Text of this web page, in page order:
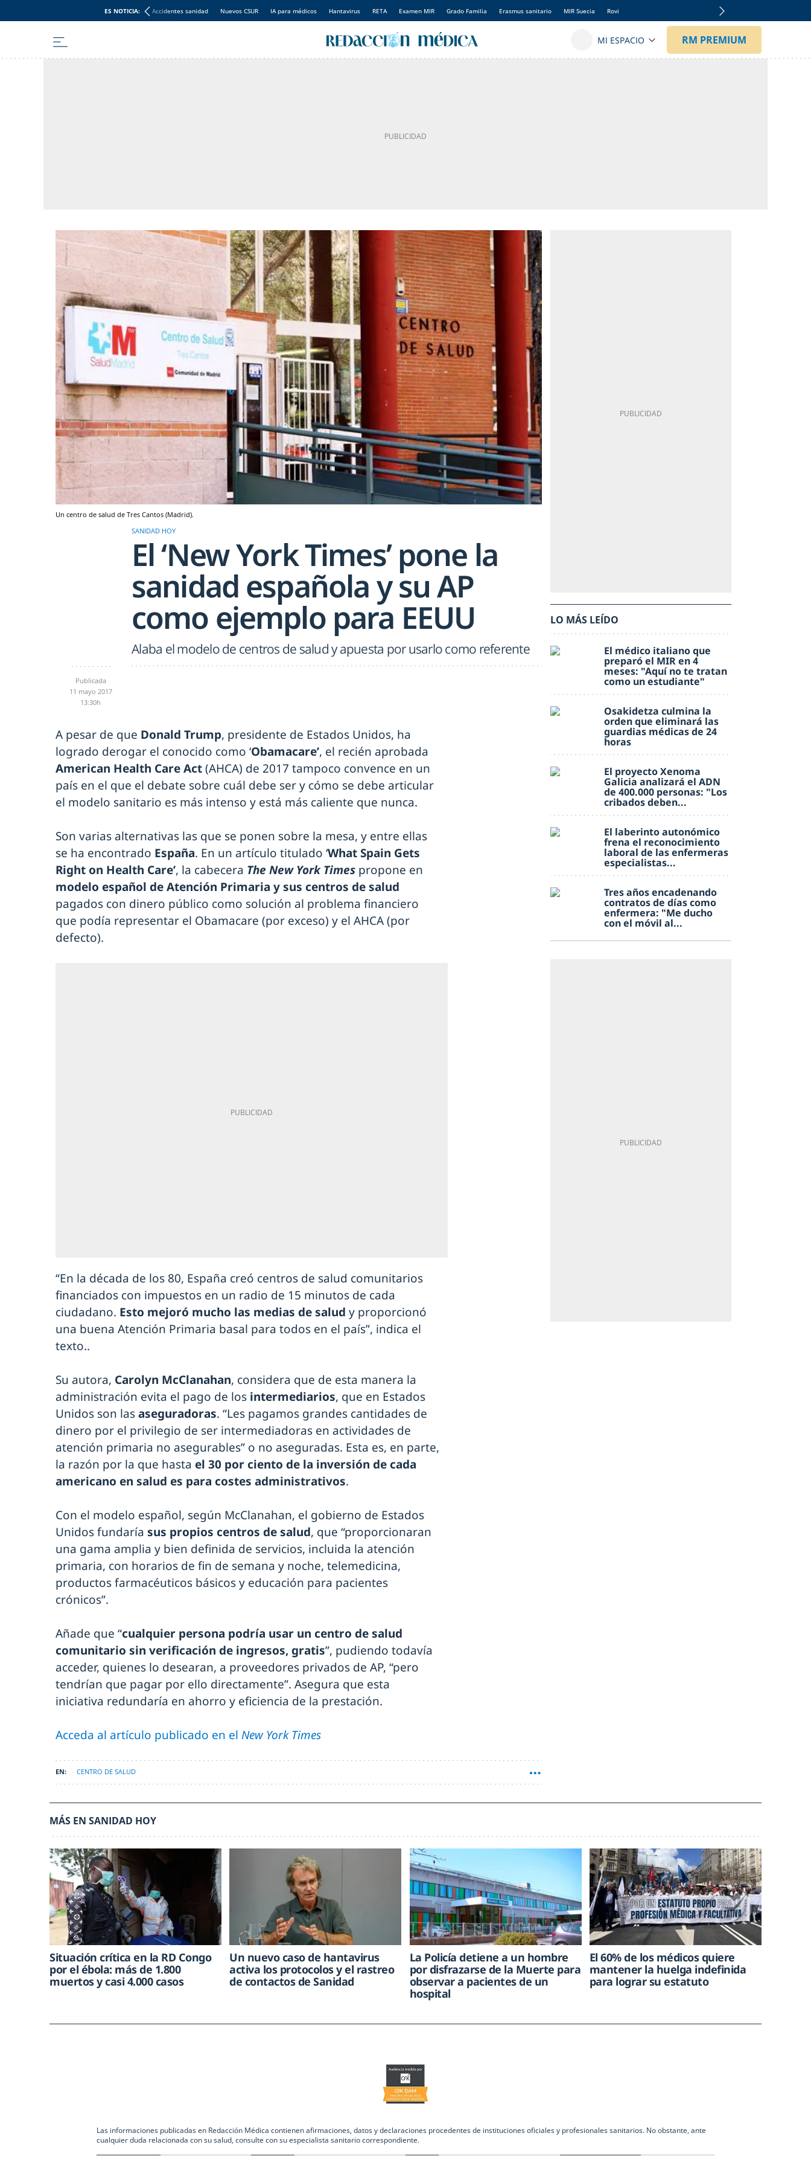
ES NOTICIA: Accidentes sanidad Nuevos CSUR IA para médicos Hantavirus RETA Examen MIR Grado Familia Erasmus sanitario MIR Suecia Rovi
Un centro de salud de Tres Cantos (Madrid).
SANIDAD HOY
El ‘New York Times’ pone la
sanidad española y su AP
como ejemplo para EEUU
Alaba el modelo de centros de salud y apuesta por usarlo como referente
Publicada
11 mayo 2017
13:30h
A pesar de que Donald Trump, presidente de Estados Unidos, ha
logrado derogar el conocido como ‘Obamacare’, el recién aprobada
American Health Care Act(AHCA) de 2017 tampoco convence en un
país en el que el debate sobre cuál debe ser y cómo se debe articular
el modelo sanitario es más intenso y está más caliente que nunca.
Son varias alternativas las que se ponen sobre la mesa, y entre ellas
se ha encontrado España. En un artículo titulado ‘What Spain Gets
Right on Health Care’, la cabecera The New York Times propone en
modelo español de Atención Primaria y sus centros de salud
pagados con dinero público como solución al problema financiero
que podía representar el Obamacare (por exceso) y el AHCA (por
defecto).
“En la década de los 80, España creó centros de salud comunitarios
financiados con impuestos en un radio de 15 minutos de cada
ciudadano. Esto mejoró mucho las medias de salud y proporcionó
una buena Atención Primaria basal para todos en el país”, indica el
texto..
Su autora, Carolyn McClanahan, considera que de esta manera la
administración evita el pago de los intermediarios, que en Estados
Unidos son lasaseguradoras. “Les pagamos grandes cantidades de
dinero por el privilegio de ser intermediadoras en actividades de
atención primaria no asegurables” o no aseguradas. Esta es, en parte,
la razón por la que hasta el 30 por ciento de la inversión de cada
americano en salud es para costes administrativos.
Con el modelo español, según McClanahan, el gobierno de Estados
Unidos fundaría sus propios centros de salud, que “proporcionaran
una gama amplia y bien definida de servicios, incluida la atención
primaria, con horarios de fin de semana y noche, telemedicina,
productos farmacéuticos básicos y educación para pacientes
crónicos”.
Añade que “cualquier persona podría usar un centro de salud
comunitario sin verificación de ingresos, gratis”, pudiendo todavía
acceder, quienes lo desearan, a proveedores privados de AP, “pero
tendrían que pagar por ello directamente”. Asegura que esta
iniciativa redundaría en ahorro y eficiencia de la prestación.
Acceda al artículo publicado en el New York Times
CENTRO DE SALUD
LO MÁS LEÍDO
El médico italiano que
preparó el MIR en 4
meses: "Aquí no te tratan
como un estudiante"
Osakidetza culmina la
orden que eliminará las
guardias médicas de 24
horas
El proyecto Xenoma
Galicia analizará el ADN
de 400.000 personas: "Los
cribados deben...
El laberinto autonómico
frena el reconocimiento
laboral de las enfermeras
especialistas...
Tres años encadenando
contratos de días como
enfermera: "Me ducho
con el móvil al...
MÁS EN SANIDAD HOY
Situación crítica en la RD Congo
por el ébola: más de 1.800
muertos y casi 4.000 casos
Un nuevo caso de hantavirus
activa los protocolos y el rastreo
de contactos de Sanidad
La Policía detiene a un hombre
por disfrazarse de la Muerte para
observar a pacientes de un
hospital
El 60% de los médicos quiere
mantener la huelga indefinida
para lograr su estatuto
Las informaciones publicadas en Redacción Médica contienen afirmaciones, datos y declaraciones procedentes de instituciones oficiales y profesionales sanitarios. No obstante, ante
cualquier duda relacionada con su salud, consulte con su especialista sanitario correspondiente.